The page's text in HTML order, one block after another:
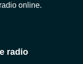
online.
radio